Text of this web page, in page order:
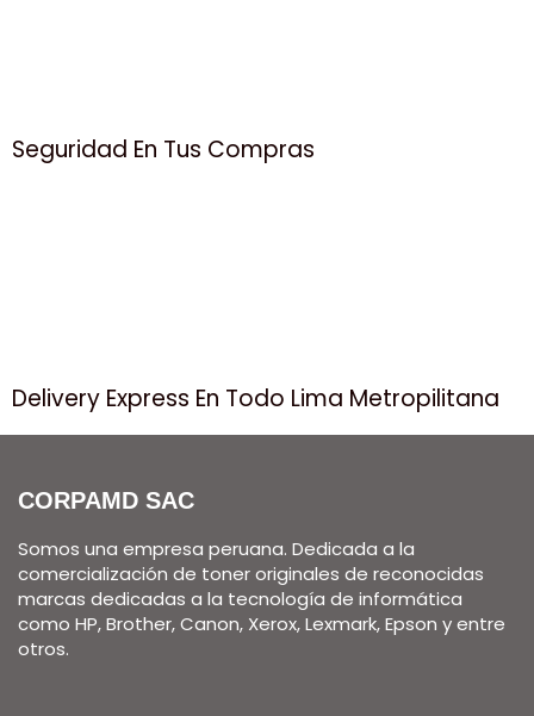
Seguridad En Tus Compras
Delivery Express En Todo Lima Metropilitana
CORPAMD SAC
Somos una empresa peruana. Dedicada a la
comercialización de toner originales de reconocidas
marcas dedicadas a la tecnología de informática
como HP, Brother, Canon, Xerox, Lexmark, Epson y entre
otros.